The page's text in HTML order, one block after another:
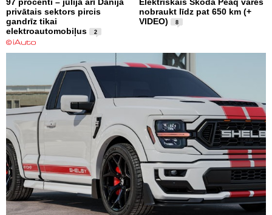
97 procenti – jūlijā arī Dānijā
privātais sektors pircis
gandrīz tikai
elektroautomobiļus
2
Elektriskais Škoda Peaq varēs
nobraukt līdz pat 650 km (+
VIDEO)
8